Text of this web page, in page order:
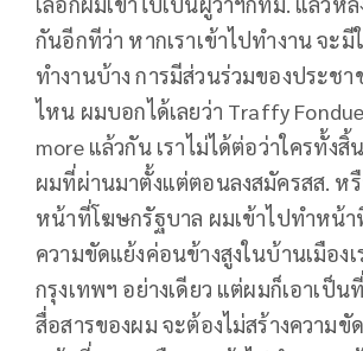
กันอีกทีว่า หากเราเข้าไปทำงาน จะ
ทำงานบ้าง การมีส่วนร่วมของประช
ไหน ผมบอกได้เลยว่า Traffy
more แล้วกัน เราไม่ได้ต่อว่าใครทั้ง
ผมที่ผ่านมาตั้งแต่ตอนลงสมัครสส. ห
หน้าที่โฆษกรัฐบาล ผมเข้าไปทำหน้
ความขัดแย้งค่อนข้างสูงในบ้านเมือง
กรุงเทพฯ อย่างเดียว แต่ผมก็เอาเป็น
สื่อสารของผม จะต้องไม่สร้างความขั